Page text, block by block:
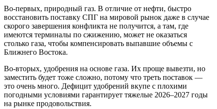
Во-первых, природный газ. В отличие от нефти, быстро
восстановить поставку СПГ на мировой рынок даже в случае
скорого завершения конфликта не получится, а там, где
имеются терминалы по сжижению, может не оказаться
столько газа, чтобы компенсировать выпавшие объемы с
Ближнего Востока.
Во-вторых, удобрения на основе газа. Их проще вывезти, но
заместить будет тоже сложно, потому что треть поставок —
это очень много. Дефицит удобрений вкупе с плохими
погодными условиями гарантирует тяжелые 2026–2027 годы
на рынке продовольствия.